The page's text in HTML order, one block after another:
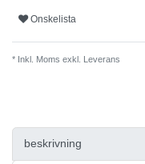
Onskelista
* Inkl. Moms exkl. Leverans
beskrivning